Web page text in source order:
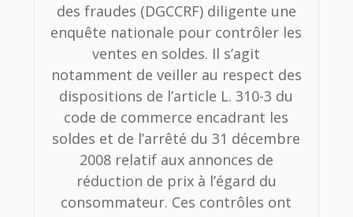
des fraudes (DGCCRF) diligente une
enquête nationale pour contrôler les
ventes en soldes. Il s’agit
notamment de veiller au respect des
dispositions de l’article L. 310-3 du
code de commerce encadrant les
soldes et de l’arrêté du 31 décembre
2008 relatif aux annonces de
réduction de prix à l’égard du
consommateur. Ces contrôles ont